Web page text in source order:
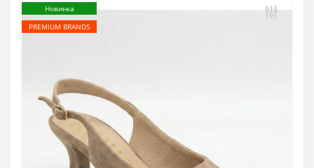
Новинка
PREMIUM BRANDS